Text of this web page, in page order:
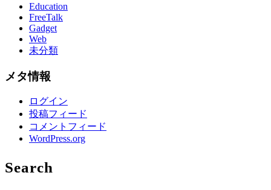
Education
FreeTalk
Gadget
Web
未分類
メタ情報
ログイン
投稿フィード
コメントフィード
WordPress.org
Search